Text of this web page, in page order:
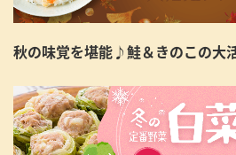
秋の味覚を堪能♪鮭＆きのこの大